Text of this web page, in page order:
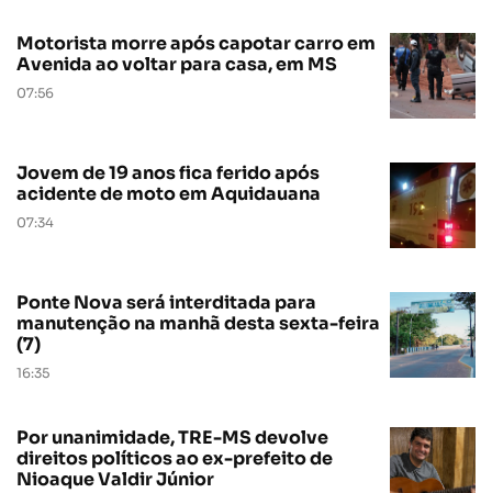
Motorista morre após capotar carro em
Avenida ao voltar para casa, em MS
07:56
Jovem de 19 anos fica ferido após
acidente de moto em Aquidauana
07:34
Ponte Nova será interditada para
manutenção na manhã desta sexta-feira
(7)
16:35
Por unanimidade, TRE-MS devolve
direitos políticos ao ex-prefeito de
Nioaque Valdir Júnior